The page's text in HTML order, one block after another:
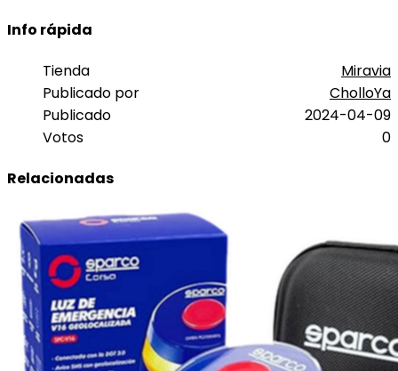
Info rápida
Tienda
Miravia
Publicado por
CholloYa
Publicado
2024-04-09
Votos
0
Relacionadas